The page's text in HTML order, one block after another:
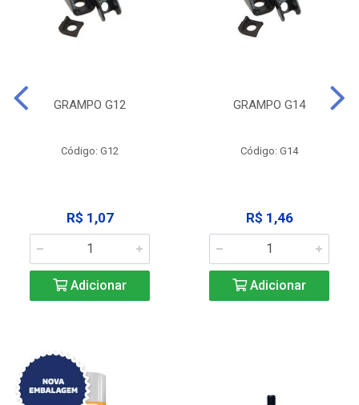
GRAMPO G12
Código: G12
R$ 1,07
Adicionar
GRAMPO G14
Código: G14
R$ 1,46
Adicionar